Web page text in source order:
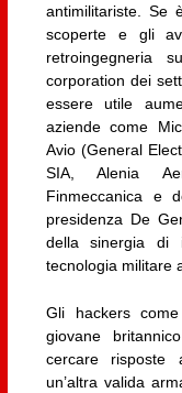
antimilitariste. Se
scoperte e gli
retroingegneria
corporation dei
essere utile
aziende come
Avio (General
SIA, Alenia
Finmeccanica e
presidenza De
della sinergia di
tecnologia militare
Gli hackers
giovane
cercare risposte
un’altra valida